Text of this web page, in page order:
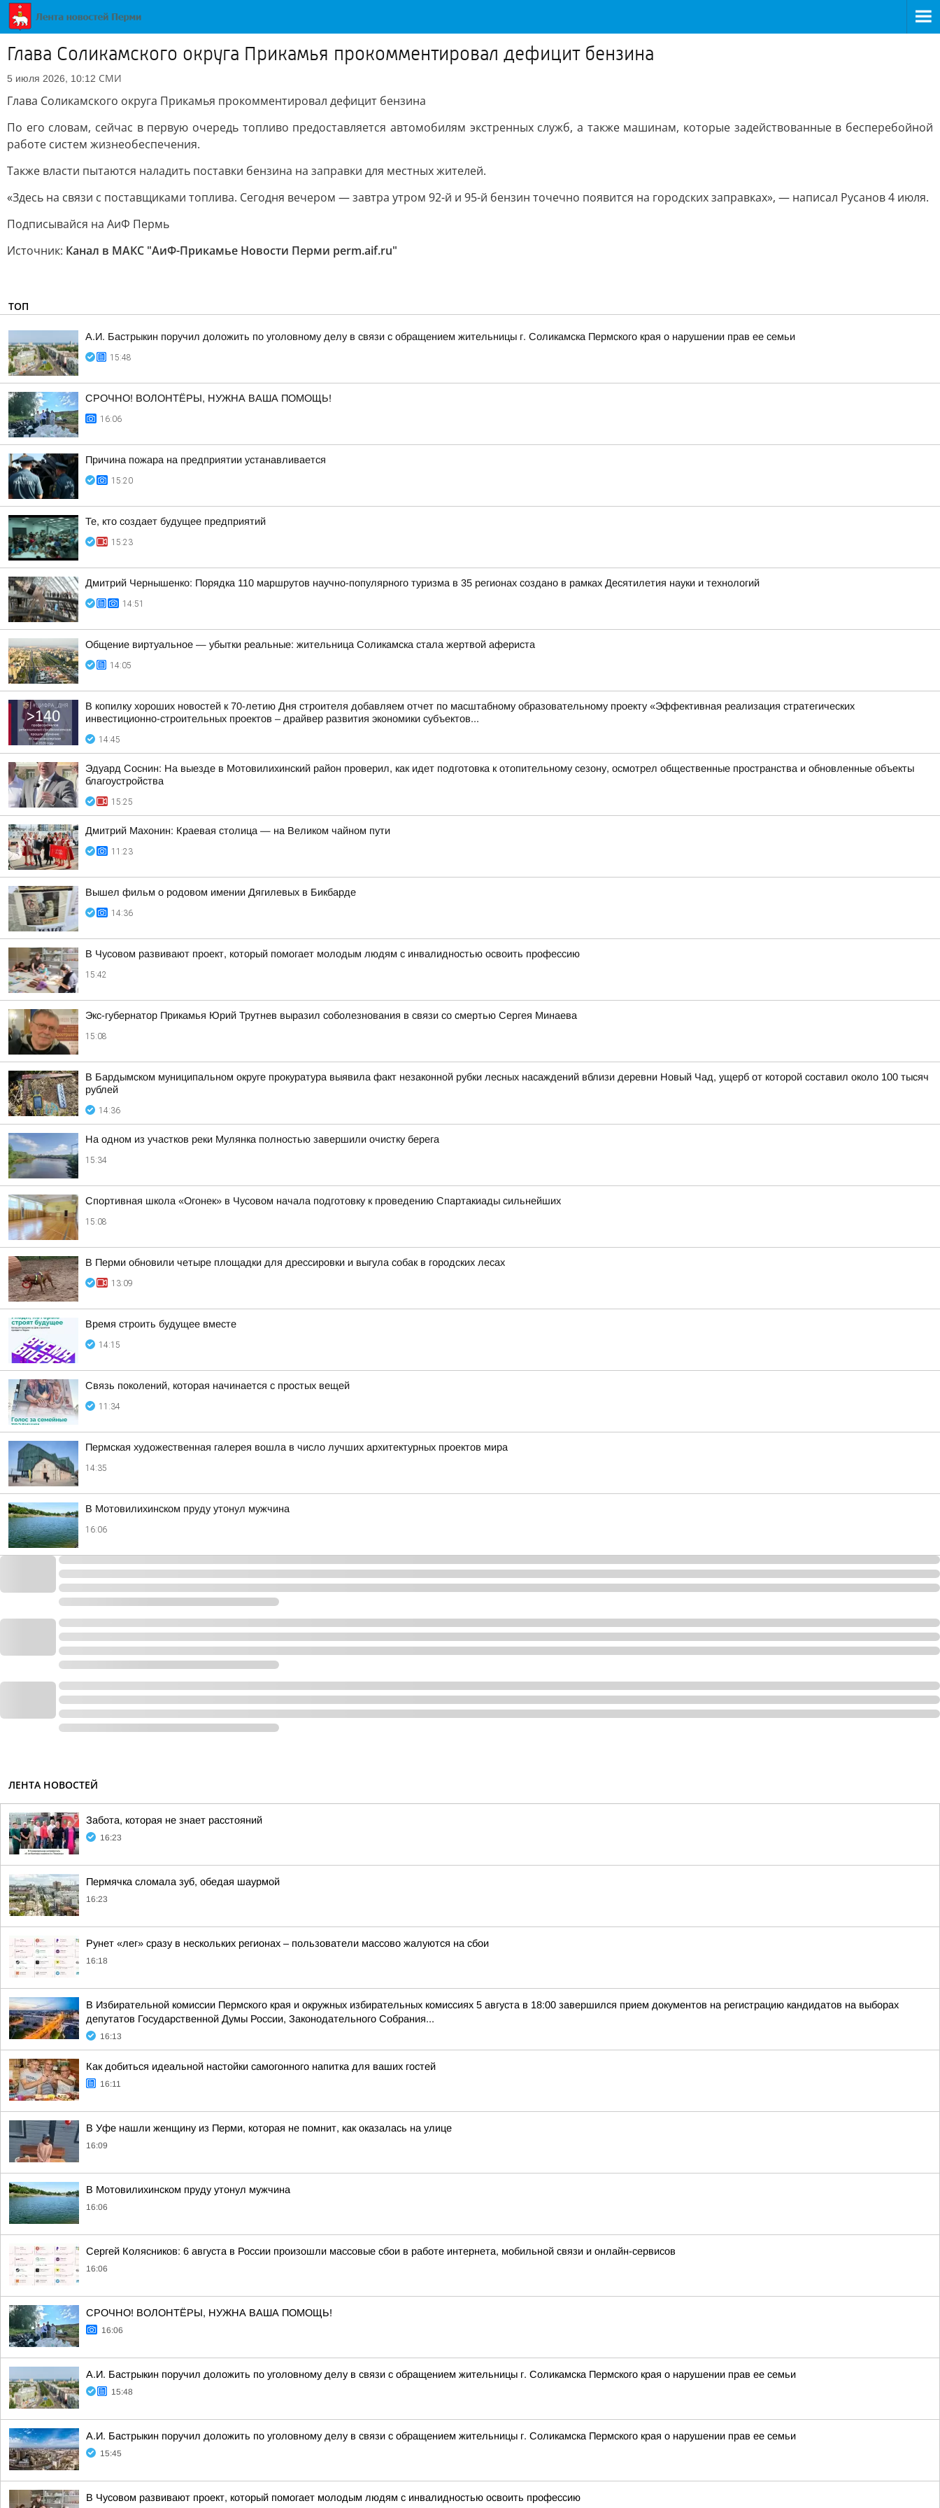
Глава Соликамского округа Прикамья прокомментировал дефицит бензина
5 июля 2026, 10:12 СМИ
Глава Соликамского округа Прикамья прокомментировал дефицит бензина
По его словам, сейчас в первую очередь топливо предоставляется автомобилям экстренных служб, а также машинам, которые задействованные в бесперебойной
работе систем жизнеобеспечения.
Также власти пытаются наладить поставки бензина на заправки для местных жителей.
«Здесь на связи с поставщиками топлива. Сегодня вечером — завтра утром 92-й и 95-й бензин точечно появится на городских заправках», — написал Русанов 4 июля.
Подписывайся на АиФ Пермь
Источник: Канал в МАКС "АиФ-Прикамье Новости Перми perm.aif.ru"
ТОП
А.И. Бастрыкин поручил доложить по уголовному делу в связи с обращением жительницы г. Соликамска Пермского края о нарушении прав ее семьи
15:48
СРОЧНО! ВОЛОНТЁРЫ, НУЖНА ВАША ПОМОЩЬ!
16:06
Причина пожара на предприятии устанавливается
15:20
Те, кто создает будущее предприятий
15:23
Дмитрий Чернышенко: Порядка 110 маршрутов научно-популярного туризма в 35 регионах создано в рамках Десятилетия науки и технологий
14:51
Общение виртуальное — убытки реальные: жительница Соликамска стала жертвой афериста
14:05
В копилку хороших новостей к 70-летию Дня строителя добавляем отчет по масштабному образовательному проекту «Эффективная реализация стратегических
инвестиционно-строительных проектов – драйвер развития экономики субъектов...
14:45
Эдуард Соснин: На выезде в Мотовилихинский район проверил, как идет подготовка к отопительному сезону, осмотрел общественные пространства и обновленные объекты
благоустройства
15:25
Дмитрий Махонин: Краевая столица — на Великом чайном пути
11:23
Вышел фильм о родовом имении Дягилевых в Бикбарде
14:36
В Чусовом развивают проект, который помогает молодым людям с инвалидностью освоить профессию
15:42
Экс-губернатор Прикамья Юрий Трутнев выразил соболезнования в связи со смертью Сергея Минаева
15:08
В Бардымском муниципальном округе прокуратура выявила факт незаконной рубки лесных насаждений вблизи деревни Новый Чад, ущерб от которой составил около 100 тысяч
рублей
14:36
На одном из участков реки Мулянка полностью завершили очистку берега
15:34
Спортивная школа «Огонек» в Чусовом начала подготовку к проведению Спартакиады сильнейших
15:08
В Перми обновили четыре площадки для дрессировки и выгула собак в городских лесах
13:09
Время строить будущее вместе
14:15
Связь поколений, которая начинается с простых вещей
11:34
Пермская художественная галерея вошла в число лучших архитектурных проектов мира
14:35
В Мотовилихинском пруду утонул мужчина
16:06
ЛЕНТА НОВОСТЕЙ
Забота, которая не знает расстояний
16:23
Пермячка сломала зуб, обедая шаурмой
16:23
Рунет «лег» сразу в нескольких регионах – пользователи массово жалуются на сбои
16:18
В Избирательной комиссии Пермского края и окружных избирательных комиссиях 5 августа в 18:00 завершился прием документов на регистрацию кандидатов на выборах
депутатов Государственной Думы России, Законодательного Собрания...
16:13
Как добиться идеальной настойки самогонного напитка для ваших гостей
16:11
В Уфе нашли женщину из Перми, которая не помнит, как оказалась на улице
16:09
В Мотовилихинском пруду утонул мужчина
16:06
Сергей Колясников: 6 августа в России произошли массовые сбои в работе интернета, мобильной связи и онлайн-сервисов
16:06
СРОЧНО! ВОЛОНТЁРЫ, НУЖНА ВАША ПОМОЩЬ!
16:06
А.И. Бастрыкин поручил доложить по уголовному делу в связи с обращением жительницы г. Соликамска Пермского края о нарушении прав ее семьи
15:48
А.И. Бастрыкин поручил доложить по уголовному делу в связи с обращением жительницы г. Соликамска Пермского края о нарушении прав ее семьи
15:45
В Чусовом развивают проект, который помогает молодым людям с инвалидностью освоить профессию